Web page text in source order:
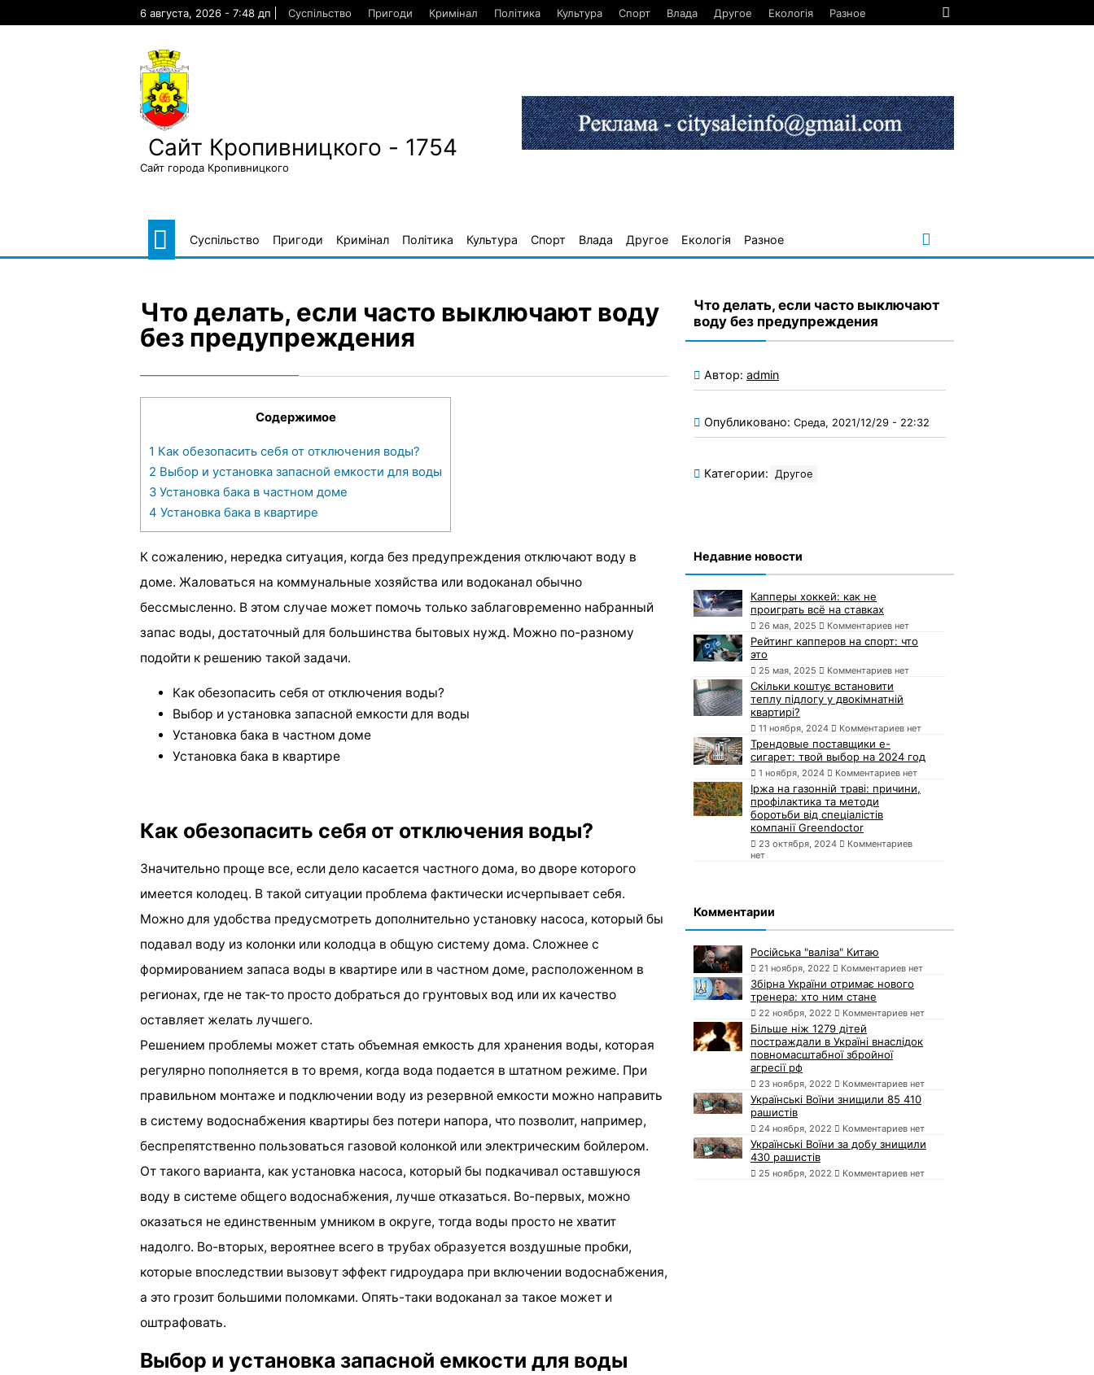
6 августа, 2026 - 7:48 дп Суспільство Пригоди Кримінал Політика Культура Спорт Влада Другое Екологія Разное
Сайт Кропивницкого - 1754
Сайт города Кропивницкого
Суспільство Пригоди Кримінал Політика Культура Спорт Влада Другое Екологія Разное
Что делать, если часто выключают воду
без предупреждения
Содержимое
1 Как обезопасить себя от отключения воды?
2 Выбор и установка запасной емкости для воды
3 Установка бака в частном доме
4 Установка бака в квартире
К сожалению, нередка ситуация, когда без предупреждения отключают воду в
доме. Жаловаться на коммунальные хозяйства или водоканал обычно
бессмысленно. В этом случае может помочь только заблаговременно набранный
запас воды, достаточный для большинства бытовых нужд. Можно по-разному
подойти к решению такой задачи.
Как обезопасить себя от отключения воды?
Выбор и установка запасной емкости для воды
Установка бака в частном доме
Установка бака в квартире
Как обезопасить себя от отключения воды?
Значительно проще все, если дело касается частного дома, во дворе которого
имеется колодец. В такой ситуации проблема фактически исчерпывает себя.
Можно для удобства предусмотреть дополнительно установку насоса, который бы
подавал воду из колонки или колодца в общую систему дома. Сложнее с
формированием запаса воды в квартире или в частном доме, расположенном в
регионах, где не так-то просто добраться до грунтовых вод или их качество
оставляет желать лучшего.
Решением проблемы может стать объемная емкость для хранения воды, которая
регулярно пополняется в то время, когда вода подается в штатном режиме. При
правильном монтаже и подключении воду из резервной емкости можно направить
в систему водоснабжения квартиры без потери напора, что позволит, например,
беспрепятственно пользоваться газовой колонкой или электрическим бойлером.
От такого варианта, как установка насоса, который бы подкачивал оставшуюся
воду в системе общего водоснабжения, лучше отказаться. Во-первых, можно
оказаться не единственным умником в округе, тогда воды просто не хватит
надолго. Во-вторых, вероятнее всего в трубах образуется воздушные пробки,
которые впоследствии вызовут эффект гидроудара при включении водоснабжения,
а это грозит большими поломками. Опять-таки водоканал за такое может и
оштрафовать.
Выбор и установка запасной емкости для воды
Что делать, если часто выключают
воду без предупреждения
Автор: admin
Опубликовано: Среда, 2021/12/29 - 22:32
Категории: Другое
Недавние новости
Капперы хоккей: как не
проиграть всё на ставках
26 мая, 2025 Комментариев нет
Рейтинг капперов на спорт: что
это
25 мая, 2025 Комментариев нет
Скільки коштує встановити
теплу підлогу у двокімнатній
квартирі?
11 ноября, 2024 Комментариев нет
Трендовые поставщики e-
сигарет: твой выбор на 2024 год
1 ноября, 2024 Комментариев нет
Іржа на газонній траві: причини,
профілактика та методи
боротьби від спеціалістів
компанії Greendoctor
23 октября, 2024
Комментариев
нет
Комментарии
Російська "валіза" Китаю
21 ноября, 2022 Комментариев нет
Збірна України отримає нового
тренера: хто ним стане
22 ноября, 2022 Комментариев нет
Більше ніж 1279 дітей
постраждали в Україні внаслідок
повномасштабної збройної
агресії рф
23 ноября, 2022 Комментариев нет
Українські Воїни знищили 85 410
рашистів
24 ноября, 2022 Комментариев нет
Українські Воїни за добу знищили
430 рашистів
25 ноября, 2022 Комментариев нет